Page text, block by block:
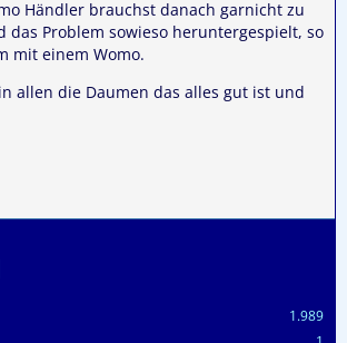
Händler brauchst danach garnicht zu
das Problem sowieso heruntergespielt, so
mit einem Womo.
allen die Daumen das alles gut ist und
1.989